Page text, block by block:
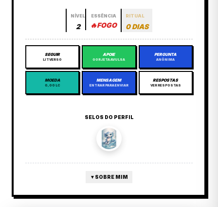
NÍVEL
2
ESSÊNCIA
🔥FOGO
RITUAL
0 DIAS
SEGUIR
LITVERSO
APOIE
GORJETA AVULSA
PERGUNTA
ANÔNIMA
MOEDA
0,00 LC
MENSAGEM
ENTRAR PARA ENVIAR
RESPOSTAS
VER RESPOSTAS
SELOS DO PERFIL
▼ SOBRE MIM